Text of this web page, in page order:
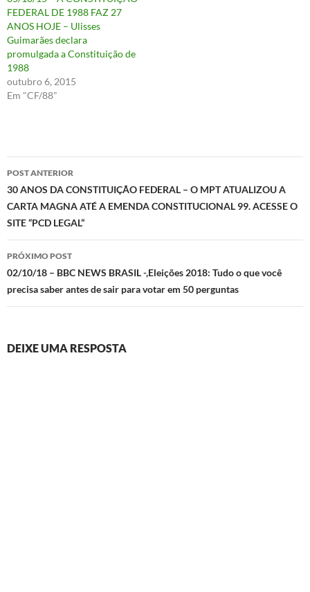
FEDERAL DE 1988 FAZ 27
ANOS HOJE – Ulisses
Guimarães declara
promulgada a Constituição de
1988
outubro 6, 2015
Em "CF/88"
Navegação
de
posts
POST ANTERIOR
30 ANOS DA CONSTITUIÇÃO FEDERAL – O MPT ATUALIZOU A
CARTA MAGNA ATÉ A EMENDA CONSTITUCIONAL 99. ACESSE O
SITE “PCD LEGAL”
PRÓXIMO POST
02/10/18 – BBC NEWS BRASIL -,Eleições 2018: Tudo o que você
precisa saber antes de sair para votar em 50 perguntas
DEIXE UMA RESPOSTA